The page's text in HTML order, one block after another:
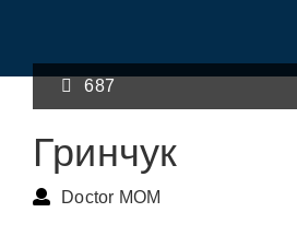
687
Гринчук
Doctor MOM